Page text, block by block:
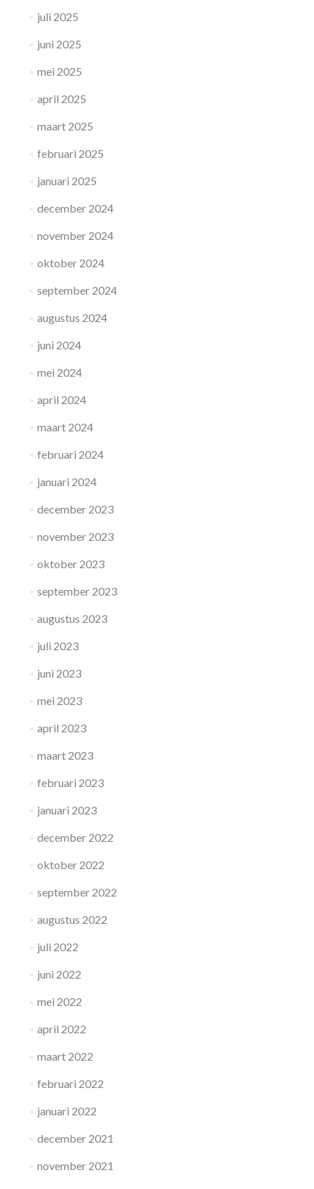
juli 2025
juni 2025
mei 2025
april 2025
maart 2025
februari 2025
januari 2025
december 2024
november 2024
oktober 2024
september 2024
augustus 2024
juni 2024
mei 2024
april 2024
maart 2024
februari 2024
januari 2024
december 2023
november 2023
oktober 2023
september 2023
augustus 2023
juli 2023
juni 2023
mei 2023
april 2023
maart 2023
februari 2023
januari 2023
december 2022
oktober 2022
september 2022
augustus 2022
juli 2022
juni 2022
mei 2022
april 2022
maart 2022
februari 2022
januari 2022
december 2021
november 2021